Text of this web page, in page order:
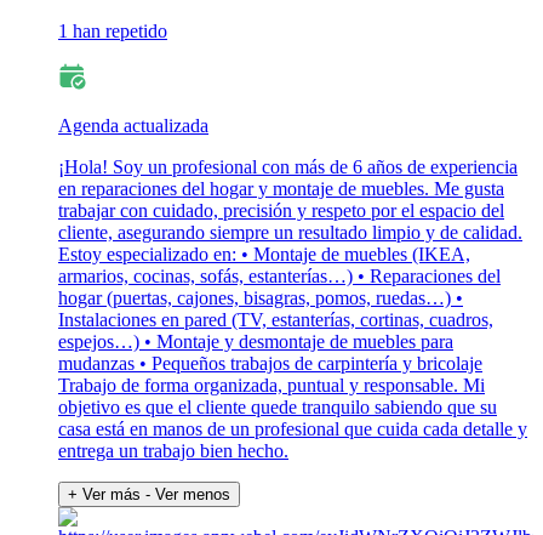
1 han repetido
Agenda actualizada
¡Hola! Soy un profesional con más de 6 años de experiencia
en reparaciones del hogar y montaje de muebles. Me gusta
trabajar con cuidado, precisión y respeto por el espacio del
cliente, asegurando siempre un resultado limpio y de calidad.
Estoy especializado en: • Montaje de muebles (IKEA,
armarios, cocinas, sofás, estanterías…) • Reparaciones del
hogar (puertas, cajones, bisagras, pomos, ruedas…) •
Instalaciones en pared (TV, estanterías, cortinas, cuadros,
espejos…) • Montaje y desmontaje de muebles para
mudanzas • Pequeños trabajos de carpintería y bricolaje
Trabajo de forma organizada, puntual y responsable. Mi
objetivo es que el cliente quede tranquilo sabiendo que su
casa está en manos de un profesional que cuida cada detalle y
entrega un trabajo bien hecho.
+ Ver más - Ver menos